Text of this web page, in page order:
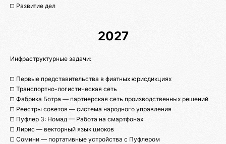
◻️ Развитие дел
2027
Инфраструктурные задачи:
◻️ Первые представительства в фиатных юрисдикциях
◻️ Транспортно-логистическая сеть
◻️ Фабрика Ботра — партнерская сеть производственных решений
◻️ Реестры советов — система народного управления
◻️ Пуфлер 3: Номад — Работа на смартфонах
◻️ Лирис — векторный язык циоков
◻️ Сомини — портативные устройства с Пуфлером